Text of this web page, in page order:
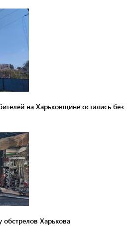
на Харьковщине остались без
обстрелов Харькова